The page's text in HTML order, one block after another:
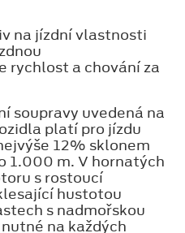
na jízdní vlastnosti
rychlost a chování za
soupravy uvedená na
platí pro jízdu
12% sklonem
1.000 m. V hornatých
s rostoucí
hustotou
s nadmořskou
na každých